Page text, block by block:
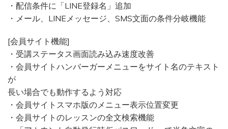
・配信条件に「LINE登録名」追加
・メール、LINEメッセージ、SMS文面の条件分岐機能
[会員サイト機能]
・受講ステータス画面読み込み速度改善
・会員サイトハンバーガーメニューをサイト名のテキスト
が
長い場合でも動作するよう対応
・会員サイトスマホ版のメニュー表示位置変更
・会員サイトのレッスンの全文検索機能